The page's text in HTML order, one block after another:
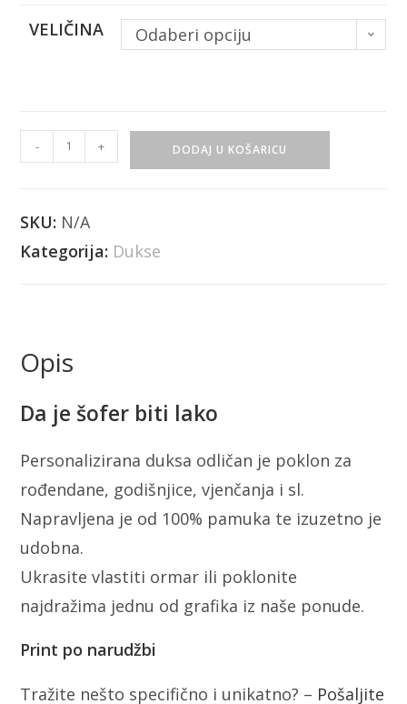
VELIČINA Odaberi opciju
- + DODAJ U KOŠARICU
SKU: N/A
Kategorija: Dukse
Opis
Da je šofer biti lako
Personalizirana duksa odličan je poklon za
rođendane, godišnjice, vjenčanja i sl.
Napravljena je od 100% pamuka te izuzetno je
udobna.
Ukrasite vlastiti ormar ili poklonite
najdražima jednu od grafika iz naše ponude.
Print po narudžbi
Tražite nešto specifično i unikatno? – Pošaljite